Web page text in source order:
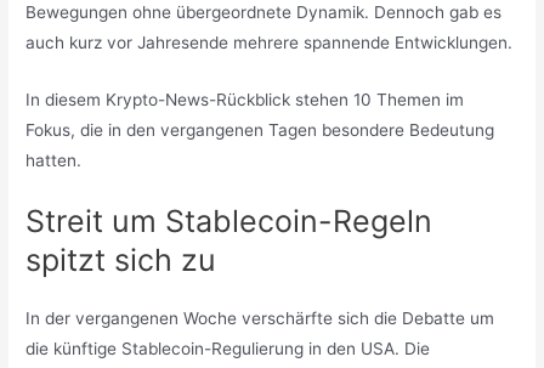
Bewegungen ohne übergeordnete Dynamik. Dennoch gab es
auch kurz vor Jahresende mehrere spannende Entwicklungen.
In diesem Krypto-News-Rückblick stehen 10 Themen im
Fokus, die in den vergangenen Tagen besondere Bedeutung
hatten.
Streit um Stablecoin-Regeln
spitzt sich zu
In der vergangenen Woche verschärfte sich die Debatte um
die künftige Stablecoin-Regulierung in den USA. Die